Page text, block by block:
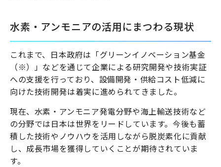
水素・アンモニアの活用にまつわる現状
これまで、日本政府は「グリーンイノベーション基金
（※）」などを通じて企業による研究開発や技術実証
への支援を行っており、設備開発・供給コスト低減に
向けた技術開発は着実に進められてきました。
現在、水素・アンモニア発電分野や海上輸送技術など
の分野では日本は世界をリードしています。今後も蓄
積した技術やノウハウを活用しながら脱炭素化に貢献
し、成長市場を獲得していくことが期待されていま
す。